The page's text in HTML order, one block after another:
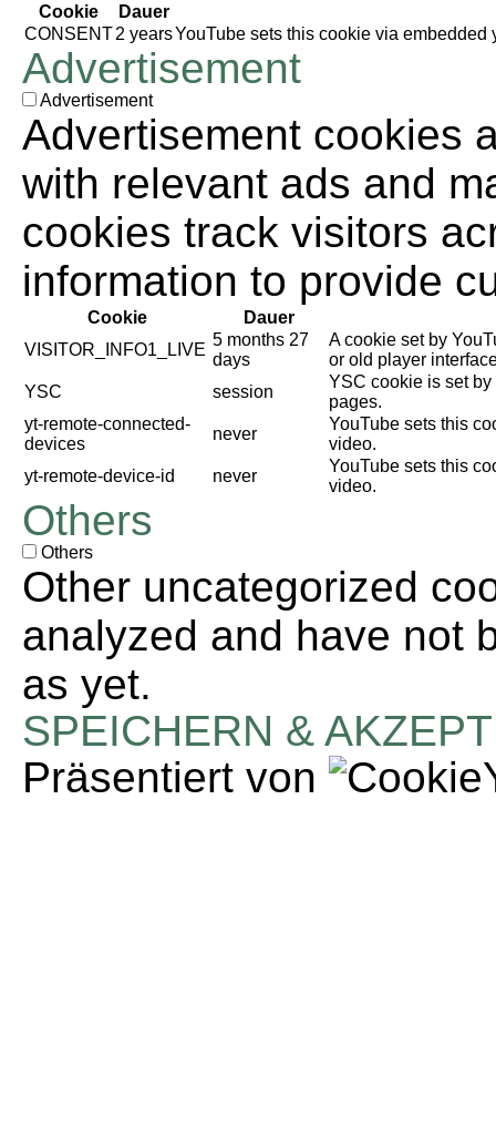
Cookie Dauer
CONSENT2 yearsYouTube sets this cookie via
Advertisement
Advertisement
Advertisement cookies
with relevant ads and
cookies track visitors
information to provide
Cookie
Dauer
VISITOR_INFO1_LIVE
5 months 27
days
A cookie set by
or old player
YSC
session
YSC cookie is set
pages.
yt-remote-connected-
devices
never
YouTube sets this
video.
yt-remote-device-id
never
YouTube sets this
video.
Others
Others
Other uncategorized
analyzed and have not
as yet.
SPEICHERN &
Präsentiert von